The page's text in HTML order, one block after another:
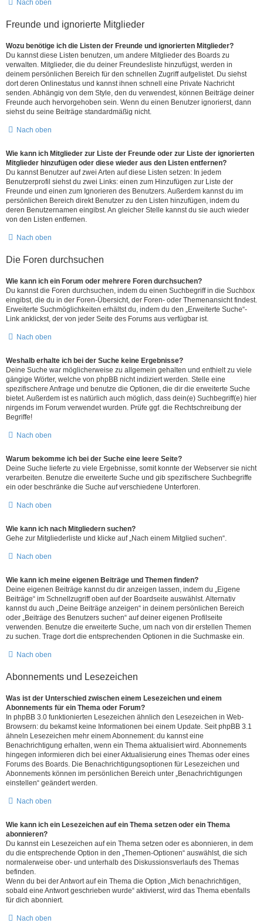
Nach oben
Freunde und ignorierte Mitglieder
Wozu benötige ich die Listen der Freunde und ignorierten Mitglieder?
Du kannst diese Listen benutzen, um andere Mitglieder des Boards zu
verwalten. Mitglieder, die du deiner Freundesliste hinzufügst, werden in
deinem persönlichen Bereich für den schnellen Zugriff aufgelistet. Du siehst
dort deren Onlinestatus und kannst ihnen schnell eine Private Nachricht
senden. Abhängig von dem Style, den du verwendest, können Beiträge deiner
Freunde auch hervorgehoben sein. Wenn du einen Benutzer ignorierst, dann
siehst du seine Beiträge standardmäßig nicht.
Nach oben
Wie kann ich Mitglieder zur Liste der Freunde oder zur Liste der ignorierten
Mitglieder hinzufügen oder diese wieder aus den Listen entfernen?
Du kannst Benutzer auf zwei Arten auf diese Listen setzen: In jedem
Benutzerprofil siehst du zwei Links: einen zum Hinzufügen zur Liste der
Freunde und einen zum Ignorieren des Benutzers. Außerdem kannst du im
persönlichen Bereich direkt Benutzer zu den Listen hinzufügen, indem du
deren Benutzernamen eingibst. An gleicher Stelle kannst du sie auch wieder
von den Listen entfernen.
Nach oben
Die Foren durchsuchen
Wie kann ich ein Forum oder mehrere Foren durchsuchen?
Du kannst die Foren durchsuchen, indem du einen Suchbegriff in die Suchbox
eingibst, die du in der Foren-Übersicht, der Foren- oder Themenansicht findest.
Erweiterte Suchmöglichkeiten erhältst du, indem du den „Erweiterte Suche“-
Link anklickst, der von jeder Seite des Forums aus verfügbar ist.
Nach oben
Weshalb erhalte ich bei der Suche keine Ergebnisse?
Deine Suche war möglicherweise zu allgemein gehalten und enthielt zu viele
gängige Wörter, welche von phpBB nicht indiziert werden. Stelle eine
spezifischere Anfrage und benutze die Optionen, die dir die erweiterte Suche
bietet. Außerdem ist es natürlich auch möglich, dass dein(e) Suchbegriff(e) hier
nirgends im Forum verwendet wurden. Prüfe ggf. die Rechtschreibung der
Begriffe!
Nach oben
Warum bekomme ich bei der Suche eine leere Seite?
Deine Suche lieferte zu viele Ergebnisse, somit konnte der Webserver sie nicht
verarbeiten. Benutze die erweiterte Suche und gib spezifischere Suchbegriffe
ein oder beschränke die Suche auf verschiedene Unterforen.
Nach oben
Wie kann ich nach Mitgliedern suchen?
Gehe zur Mitgliederliste und klicke auf „Nach einem Mitglied suchen“.
Nach oben
Wie kann ich meine eigenen Beiträge und Themen finden?
Deine eigenen Beiträge kannst du dir anzeigen lassen, indem du „Eigene
Beiträge“ im Schnellzugriff oben auf der Boardseite auswählst. Alternativ
kannst du auch „Deine Beiträge anzeigen“ in deinem persönlichen Bereich
oder „Beiträge des Benutzers suchen“ auf deiner eigenen Profilseite
verwenden. Benutze die erweiterte Suche, um nach von dir erstellen Themen
zu suchen. Trage dort die entsprechenden Optionen in die Suchmaske ein.
Nach oben
Abonnements und Lesezeichen
Was ist der Unterschied zwischen einem Lesezeichen und einem
Abonnements für ein Thema oder Forum?
In phpBB 3.0 funktionierten Lesezeichen ähnlich den Lesezeichen in Web-
Browsern: du bekamst keine Informationen bei einem Update. Seit phpBB 3.1
ähneln Lesezeichen mehr einem Abonnement: du kannst eine
Benachrichtigung erhalten, wenn ein Thema aktualisiert wird. Abonnements
hingegen informieren dich bei einer Aktualisierung eines Themas oder eines
Forums des Boards. Die Benachrichtigungsoptionen für Lesezeichen und
Abonnements können im persönlichen Bereich unter „Benachrichtigungen
einstellen“ geändert werden.
Nach oben
Wie kann ich ein Lesezeichen auf ein Thema setzen oder ein Thema
abonnieren?
Du kannst ein Lesezeichen auf ein Thema setzen oder es abonnieren, in dem
du die entsprechende Option in den „Themen-Optionen“ auswählst, die sich
normalerweise ober- und unterhalb des Diskussionsverlaufs des Themas
befinden.
Wenn du bei der Antwort auf ein Thema die Option „Mich benachrichtigen,
sobald eine Antwort geschrieben wurde“ aktivierst, wird das Thema ebenfalls
für dich abonniert.
Nach oben